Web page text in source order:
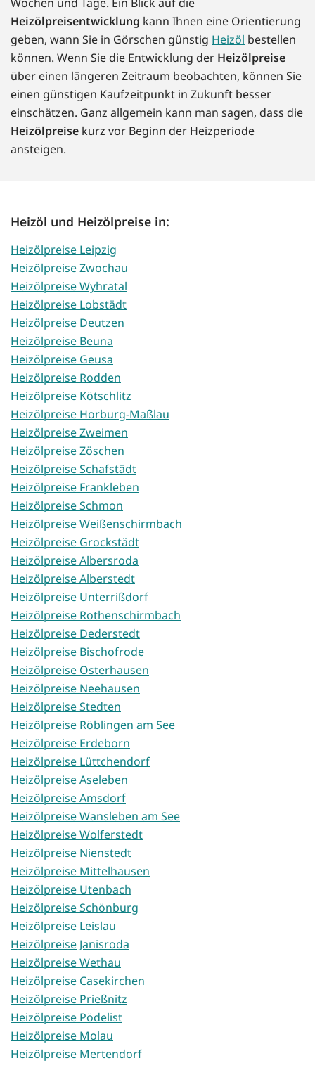
Heizölpreisentwicklung kann Ihnen eine Orientierung
geben, wann Sie in Görschen günstig Heizöl bestellen
können. Wenn Sie die Entwicklung der Heizölpreise
über einen längeren Zeitraum beobachten, können Sie
einen günstigen Kaufzeitpunkt in Zukunft besser
einschätzen. Ganz allgemein kann man sagen, dass die
Heizölpreise kurz vor Beginn der Heizperiode
ansteigen.
Heizöl und Heizölpreise in:
Heizölpreise Leipzig
Heizölpreise Zwochau
Heizölpreise Wyhratal
Heizölpreise Lobstädt
Heizölpreise Deutzen
Heizölpreise Beuna
Heizölpreise Geusa
Heizölpreise Rodden
Heizölpreise Kötschlitz
Heizölpreise Horburg-Maßlau
Heizölpreise Zweimen
Heizölpreise Zöschen
Heizölpreise Schafstädt
Heizölpreise Frankleben
Heizölpreise Schmon
Heizölpreise Weißenschirmbach
Heizölpreise Grockstädt
Heizölpreise Albersroda
Heizölpreise Alberstedt
Heizölpreise Unterrißdorf
Heizölpreise Rothenschirmbach
Heizölpreise Dederstedt
Heizölpreise Bischofrode
Heizölpreise Osterhausen
Heizölpreise Neehausen
Heizölpreise Stedten
Heizölpreise Röblingen am See
Heizölpreise Erdeborn
Heizölpreise Lüttchendorf
Heizölpreise Aseleben
Heizölpreise Amsdorf
Heizölpreise Wansleben am See
Heizölpreise Wolferstedt
Heizölpreise Nienstedt
Heizölpreise Mittelhausen
Heizölpreise Utenbach
Heizölpreise Schönburg
Heizölpreise Leislau
Heizölpreise Janisroda
Heizölpreise Wethau
Heizölpreise Casekirchen
Heizölpreise Prießnitz
Heizölpreise Pödelist
Heizölpreise Molau
Heizölpreise Mertendorf